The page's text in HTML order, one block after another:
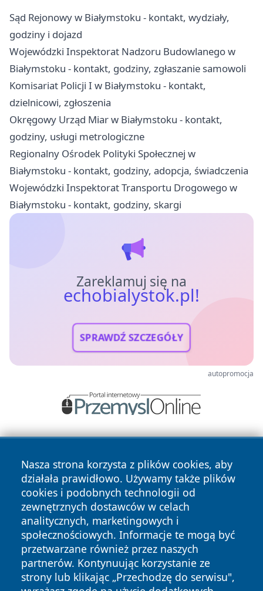
Sąd Rejonowy w Białymstoku - kontakt, wydziały,
godziny i dojazd
Wojewódzki Inspektorat Nadzoru Budowlanego w
Białymstoku - kontakt, godziny, zgłaszanie samowoli
Komisariat Policji I w Białymstoku - kontakt,
dzielnicowi, zgłoszenia
Okręgowy Urząd Miar w Białymstoku - kontakt,
godziny, usługi metrologiczne
Regionalny Ośrodek Polityki Społecznej w
Białymstoku - kontakt, godziny, adopcja, świadczenia
Wojewódzki Inspektorat Transportu Drogowego w
Białymstoku - kontakt, godziny, skargi
Zareklamuj się na
echobialystok.pl!
SPRAWDŹ SZCZEGÓŁY
autopromocja
Nasza strona korzysta z plików cookies, aby
działała prawidłowo. Używamy także plików
cookies i podobnych technologii od
zewnętrznych dostawców w celach
analitycznych, marketingowych i
społecznościowych. Informacje te mogą być
przetwarzane również przez naszych
partnerów. Kontynuując korzystanie ze
strony lub klikając „Przechodzę do serwisu",
Copyright © 2026 echobialystok.pl Wszystkie prawa
zastrzeżone.
News Autorzy
Polityka
Prywatności
Polityka
Cookies